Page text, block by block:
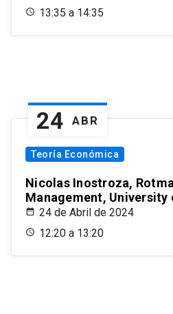
13:35 a 14:35
24 ABR
Teoría Económica
Nicolas Inostroza,
Management, University
24 de Abril de 2024
12:20 a 13:20